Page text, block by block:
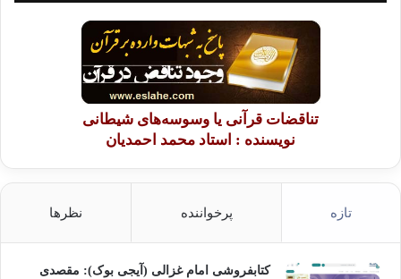
تناقضات قرآنی یا وسوسه‌های شیطانی
نویسنده : استاد محمد احمدیان
تازه پرخواننده نظرها
کتابفروشی امام غزالی (آیجی بوک): مقصدی